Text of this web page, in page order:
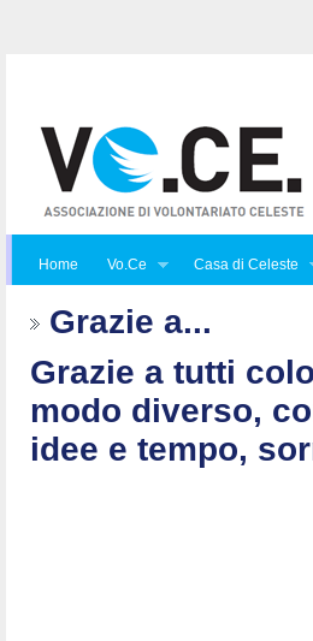
Home Vo.Ce Casa di Celeste
Grazie a...
Grazie a tutti
modo diverso,
idee e tempo,